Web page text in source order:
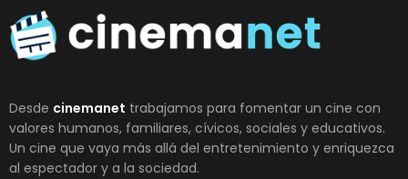
Desde cinemanet trabajamos para fomentar un cine con
valores humanos, familiares, cívicos, sociales y educativos.
Un cine que vaya más allá del entretenimiento y enriquezca
al espectador y a la sociedad.